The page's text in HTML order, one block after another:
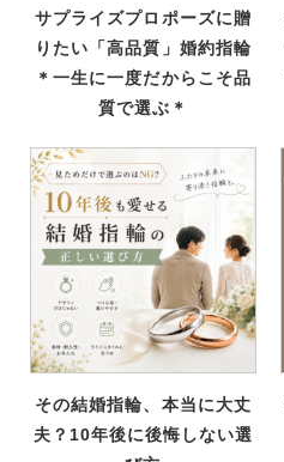
サプライズプロポーズに贈
りたい「高品質」婚約指輪
＊一生に一度だからこそ品
質で選ぶ＊
その結婚指輪、本当に大丈
夫？10年後に後悔しない選